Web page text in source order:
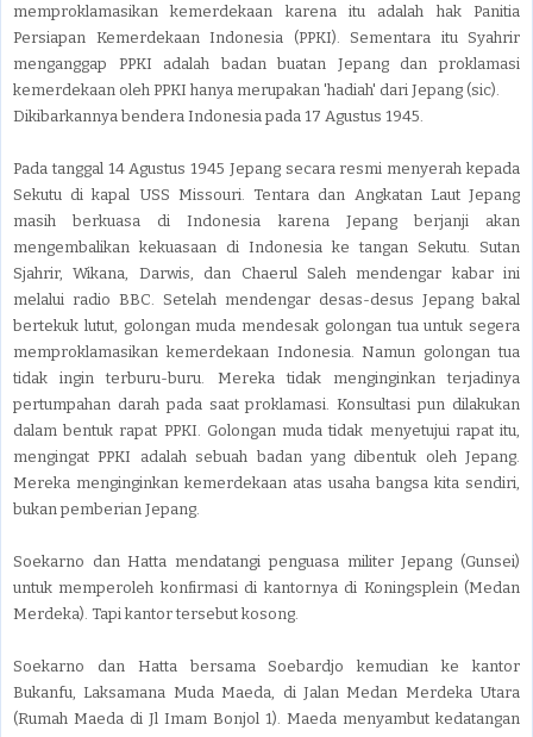
memproklamasikan kemerdekaan karena itu adalah hak Panitia
Persiapan Kemerdekaan Indonesia (PPKI). Sementara itu Syahrir
menganggap PPKI adalah badan buatan Jepang dan proklamasi
kemerdekaan oleh PPKI hanya merupakan 'hadiah' dari Jepang (sic).
Dikibarkannya bendera Indonesia pada 17 Agustus 1945.
Pada tanggal 14 Agustus 1945 Jepang secara resmi menyerah kepada
Sekutu di kapal USS Missouri. Tentara dan Angkatan Laut Jepang
masih berkuasa di Indonesia karena Jepang berjanji akan
mengembalikan kekuasaan di Indonesia ke tangan Sekutu. Sutan
Sjahrir, Wikana, Darwis, dan Chaerul Saleh mendengar kabar ini
melalui radio BBC. Setelah mendengar desas-desus Jepang bakal
bertekuk lutut, golongan muda mendesak golongan tua untuk segera
memproklamasikan kemerdekaan Indonesia. Namun golongan tua
tidak ingin terburu-buru. Mereka tidak menginginkan terjadinya
pertumpahan darah pada saat proklamasi. Konsultasi pun dilakukan
dalam bentuk rapat PPKI. Golongan muda tidak menyetujui rapat itu,
mengingat PPKI adalah sebuah badan yang dibentuk oleh Jepang.
Mereka menginginkan kemerdekaan atas usaha bangsa kita sendiri,
bukan pemberian Jepang.
Soekarno dan Hatta mendatangi penguasa militer Jepang (Gunsei)
untuk memperoleh konfirmasi di kantornya di Koningsplein (Medan
Merdeka). Tapi kantor tersebut kosong.
Soekarno dan Hatta bersama Soebardjo kemudian ke kantor
Bukanfu, Laksamana Muda Maeda, di Jalan Medan Merdeka Utara
(Rumah Maeda di Jl Imam Bonjol 1). Maeda menyambut kedatangan